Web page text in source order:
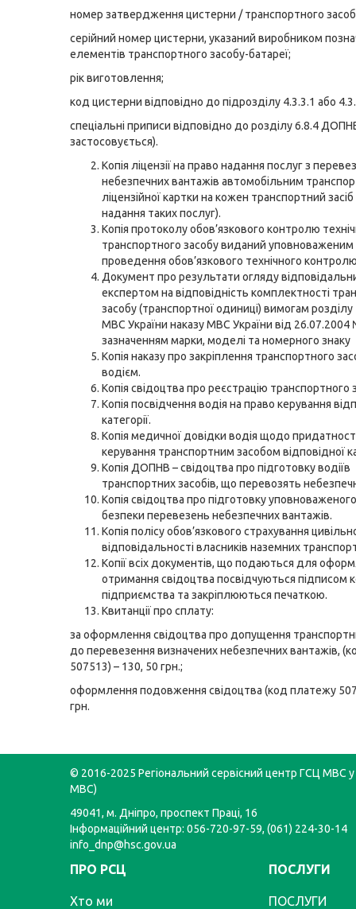
номер затвердження цистерни / транспортного
серійний номер цистерни, указаний виробником
елементів транспортного засобу-батареї;
рік виготовлення;
код цистерни відповідно до підрозділу 4.3.3.1 або
спеціальні приписи відповідно до розділу 6.8.4
застосовується).
Копія ліцензії на право надання послуг з
небезпечних вантажів автомобільним
ліцензійної картки на кожен транспортний засіб
надання таких послуг).
Копія протоколу обов’язкового контролю
транспортного засобу виданий уповноваженим
проведення обов’язкового технічного
Документ про результати огляду
експертом на відповідність комплектності
засобу (транспортної одиниці) вимогам розділу
МВС України наказу МВС України від 26.07.2004
зазначенням марки, моделі та номерного знаку
Копія наказу про закріплення транспортного
водієм.
Копія свідоцтва про реєстрацію транспортного
Копія посвідчення водія на право керування
категорії.
Копія медичної довідки водія щодо
керування транспортним засобом відповідної
Копія ДОПНВ – свідоцтва про підготовку водіїв
транспортних засобів, що перевозять
Копія свідоцтва про підготовку
безпеки перевезень небезпечних вантажів.
Копія полісу обов’язкового страхування
відповідальності власників наземних
Копії всіх документів, що подаються для
отримання свідоцтва посвідчуються підписом
підприємства та закріплюються печаткою.
Квитанції про сплату:
за оформлення свідоцтва про допущення
до перевезення визначених небезпечних вантажів,
507513) – 130, 50 грн.;
оформлення подовження свідоцтва (код платежу
грн.
© 2016-2025 Регіональний сервісний центр ГСЦ МВС у
МВС)
49041, м. Дніпро, проспект Праці, 16
Інформаційний центр: 056-720-97-59, (061) 224-30-14
info_dnp@hsc.gov.ua
ПРО РСЦ
Хто ми
ПОСЛУГИ
ПОСЛУГИ